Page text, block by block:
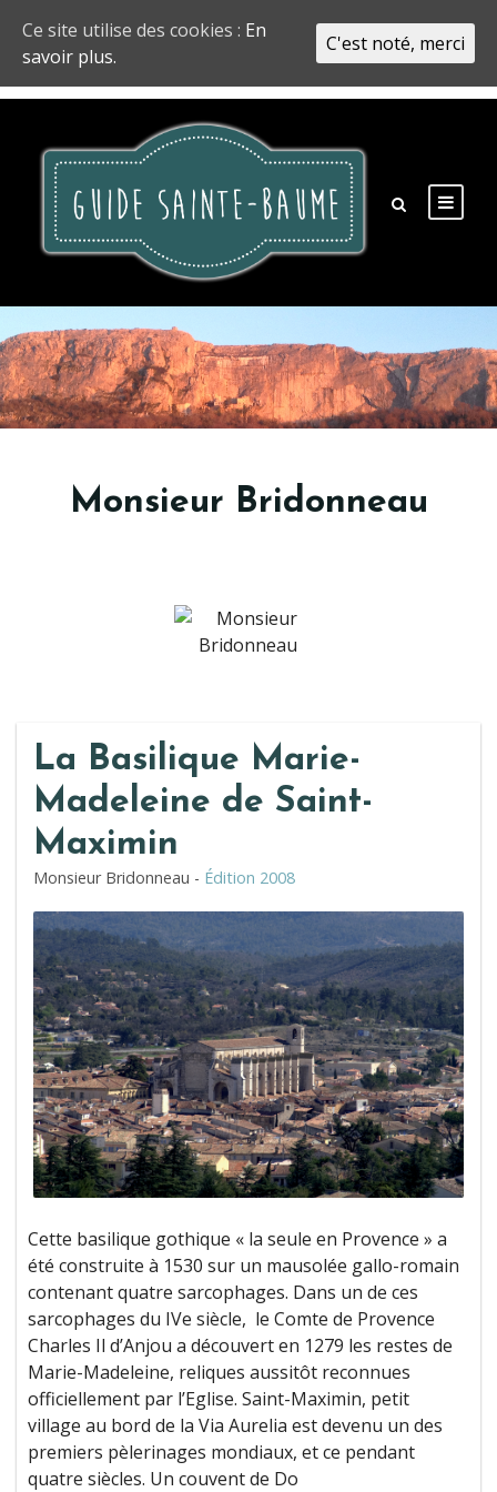
Monsieur Bridonneau
La Basilique Marie-
Madeleine de Saint-
Maximin
Monsieur Bridonneau - Édition 2008
Cette basilique gothique « la seule en Provence » a
été construite à 1530 sur un mausolée gallo-romain
contenant quatre sarcophages. Dans un de ces
sarcophages du IVe siècle, le Comte de Provence
Charles Il d’Anjou a découvert en 1279 les restes de
Marie-Madeleine, reliques aussitôt reconnues
officiellement par l’Eglise. Saint-Maximin, petit
village au bord de la Via Aurelia est devenu un des
premiers pèlerinages mondiaux, et ce pendant
quatre siècles. Un couvent de Do
Ce site utilise des cookies : En
savoir plus.
C'est noté, merci